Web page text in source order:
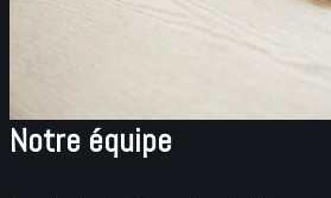
Notre équipe